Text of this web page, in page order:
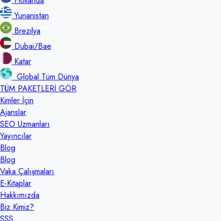
Yunanistan
Brezilya
Dubai/Bae
Katar
Global Tüm Dünya
TÜM PAKETLERİ GÖR
Kimler İçin
Ajanslar
SEO Uzmanları
Yayıncılar
Blog
Blog
Vaka Çalışmaları
E-Kitaplar
Hakkımızda
Biz Kimiz?